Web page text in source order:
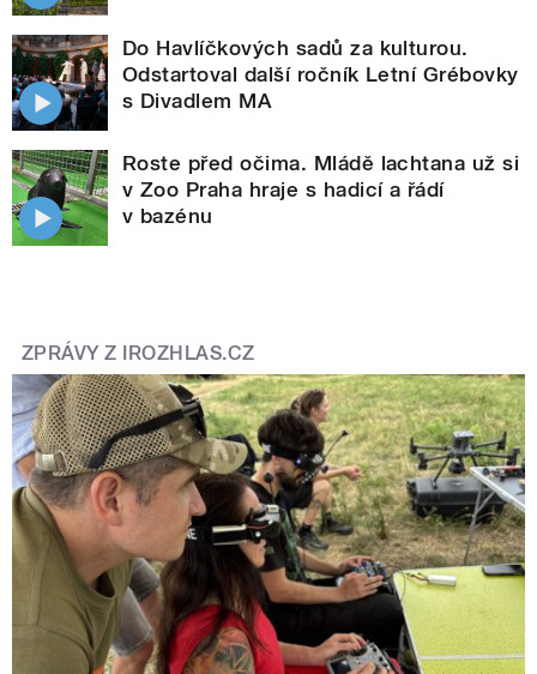
Do Havlíčkových sadů za kulturou.
Odstartoval další ročník Letní Grébovky
s Divadlem MA
Roste před očima. Mládě lachtana už si
v Zoo Praha hraje s hadicí a řádí
v bazénu
ZPRÁVY Z IROZHLAS.CZ